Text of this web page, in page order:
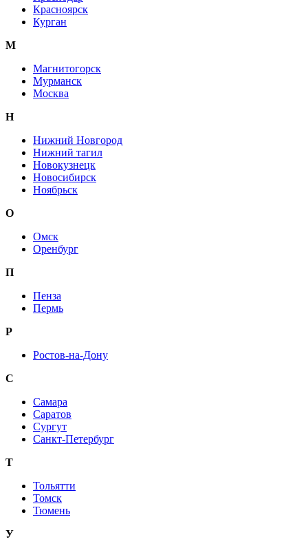
Красноярск
Курган
М
Магнитогорск
Мурманск
Москва
Н
Нижний Новгород
Нижний тагил
Новокузнецк
Новосибирск
Ноябрьск
О
Омск
Оренбург
П
Пенза
Пермь
Р
Ростов-на-Дону
С
Самара
Саратов
Сургут
Санкт-Петербург
Т
Тольятти
Томск
Тюмень
У